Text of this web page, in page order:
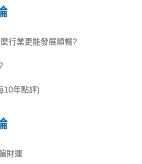
行業更能發展順暢?
10年點評)
財運